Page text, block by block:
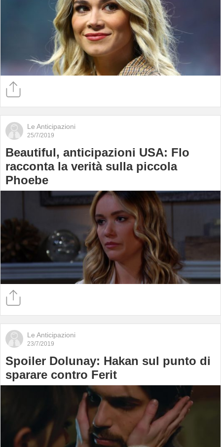
Le Anticipazioni
25/7/2019
Beautiful, anticipazioni USA: Flo
racconta la verità sulla piccola
Phoebe
Le Anticipazioni
23/7/2019
Spoiler Dolunay: Hakan sul punto di
sparare contro Ferit